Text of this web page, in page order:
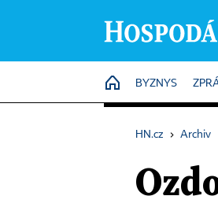
HOME
BYZNYS
HN.cz › Archiv